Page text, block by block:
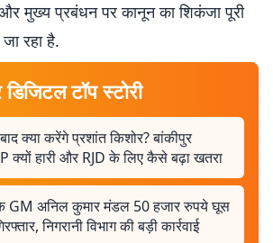
मुख्य प्रबंधन पर कानून का शिकंजा पूरी
रहा है.
टॉप स्टोरी
क्या करेंगे प्रशांत किशोर? बांकीपुर
क्यों हारी और RJD के लिए कैसे बढ़ा खतरा
के GM अनिल कुमार मंडल 50 हजार रुपये घूस
निगरानी विभाग की बड़ी कार्रवाई